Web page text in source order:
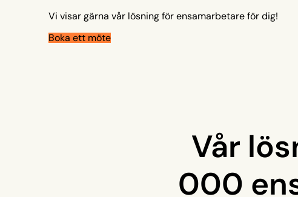
Vi visar gärna vår lösning för ensamarbetare för dig!
Boka ett möte
Vår
000